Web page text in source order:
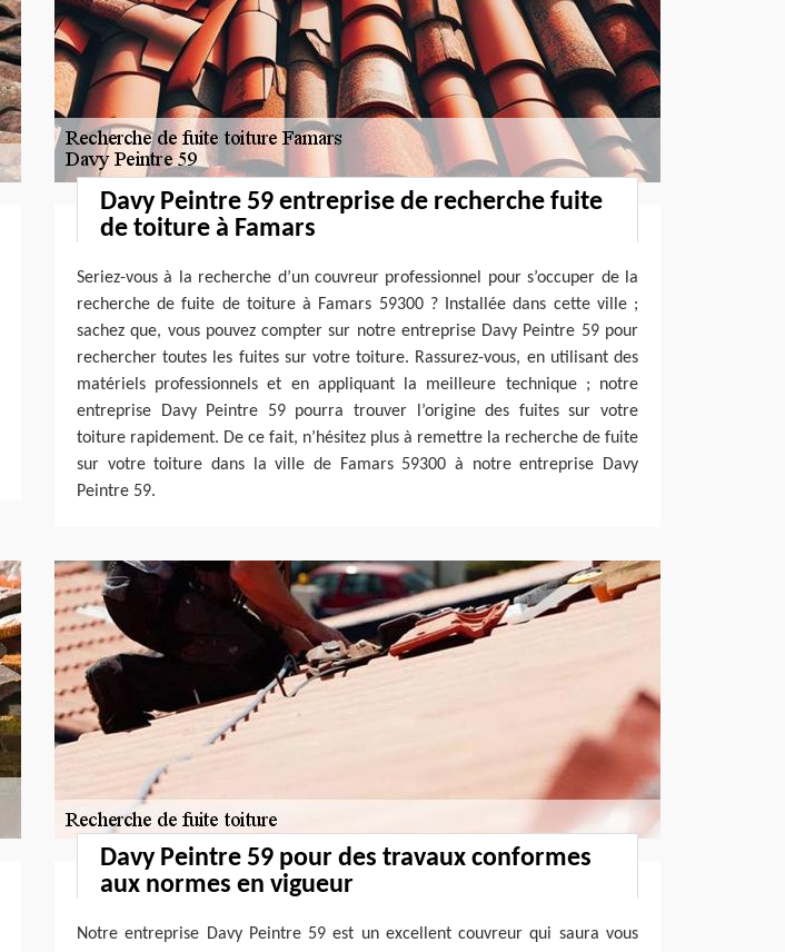
Davy Peintre 59 entreprise de recherche fuite
de toiture à Famars
Seriez-vous à la recherche d’un couvreur professionnel pour s’occuper de la
recherche de fuite de toiture à Famars 59300 ? Installée dans cette ville ;
sachez que, vous pouvez compter sur notre entreprise Davy Peintre 59 pour
rechercher toutes les fuites sur votre toiture. Rassurez-vous, en utilisant des
matériels professionnels et en appliquant la meilleure technique ; notre
entreprise Davy Peintre 59 pourra trouver l’origine des fuites sur votre
toiture rapidement. De ce fait, n’hésitez plus à remettre la recherche de fuite
sur votre toiture dans la ville de Famars 59300 à notre entreprise Davy
Peintre 59.
Davy Peintre 59 pour des travaux conformes
aux normes en vigueur
Notre entreprise Davy Peintre 59 est un excellent couvreur qui saura vous